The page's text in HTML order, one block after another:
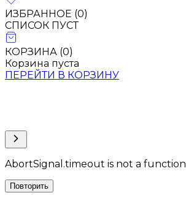
ИЗБРАННОЕ (0)
СПИСОК ПУСТ
КОРЗИНА (0)
Корзина пуста
ПЕРЕЙТИ В КОРЗИНУ
AbortSignal.timeout is not a function
Повторить